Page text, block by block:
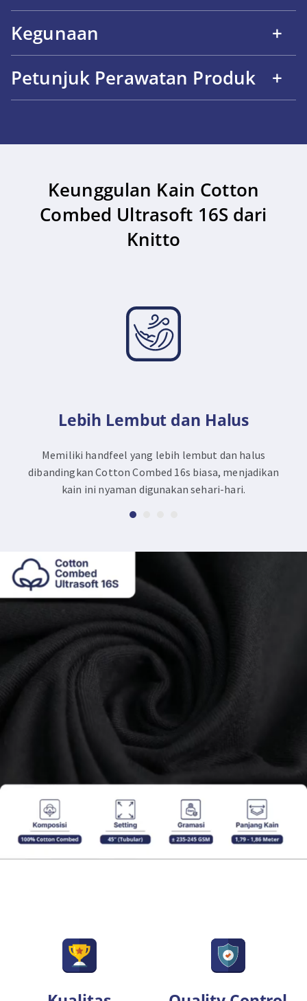
Kegunaan
+
Petunjuk Perawatan Produk
+
Keunggulan Kain Cotton
Combed Ultrasoft 16S dari
Knitto
Lebih Lembut dan Halus
Memiliki handfeel yang lebih lembut dan halus
dibandingkan Cotton Combed 16s biasa, menjadikan
kain ini nyaman digunakan sehari-hari.